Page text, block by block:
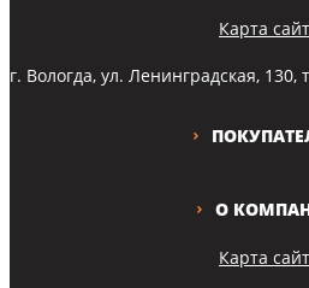
Карта
О
Карта
г. Вологда, ул. Ленинградская, 130,